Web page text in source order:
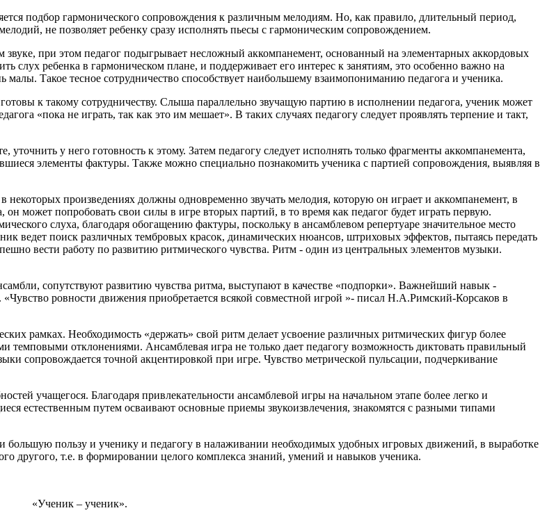
подбор гармонического сопровождения к различным мелодиям. Но, как правило, длительный период,
не позволяет ребенку сразу исполнять пьесы с гармоническим сопровождением.
при этом педагог подыгрывает несложный аккомпанемент, основанный на элементарных аккордовых
слух ребенка в гармоническом плане, и поддерживает его интерес к занятиям, это особенно важно на
Такое тесное сотрудничество способствует наибольшему взаимопониманию педагога и ученика.
к такому сотрудничеству. Слыша параллельно звучащую партию в исполнении педагога, ученик может
«пока не играть, так как это им мешает». В таких случаях педагогу следует проявлять терпение и такт,
у него готовность к этому. Затем педагогу следует исполнять только фрагменты аккомпанемента,
элементы фактуры. Также можно специально познакомить ученика с партией сопровождения, выявляя в
некоторых произведениях должны одновременно звучать мелодия, которую он играет и аккомпанемент, в
может попробовать свои силы в игре вторых партий, в то время как педагог будет играть первую.
слуха, благодаря обогащению фактуры, поскольку в ансамблевом репертуаре значительное место
ведет поиск различных тембровых красок, динамических нюансов, штриховых эффектов, пытаясь передать
вести работу по развитию ритмического чувства. Ритм - один из центральных элементов музыки.
сопутствуют развитию чувства ритма, выступают в качестве «подпорки». Важнейший навык -
ровности движения приобретается всякой совместной игрой »- писал Н.А.Римский-Корсаков в
рамках. Необходимость «держать» свой ритм делает усвоение различных ритмических фигур более
отклонениями. Ансамблевая игра не только дает педагогу возможность диктовать правильный
сопровождается точной акцентировкой при игре. Чувство метрической пульсации, подчеркивание
учащегося. Благодаря привлекательности ансамблевой игры на начальном этапе более легко и
естественным путем осваивают основные приемы звукоизвлечения, знакомятся с разными типами
большую пользу и ученику и педагогу в налаживании необходимых удобных игровых движений, в выработке
другого, т.е. в формировании целого комплекса знаний, умений и навыков ученика.
«Ученик – ученик».